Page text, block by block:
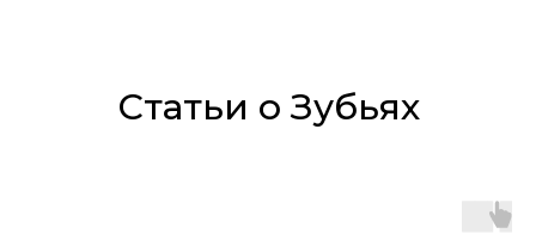
Статьи о Зубьях